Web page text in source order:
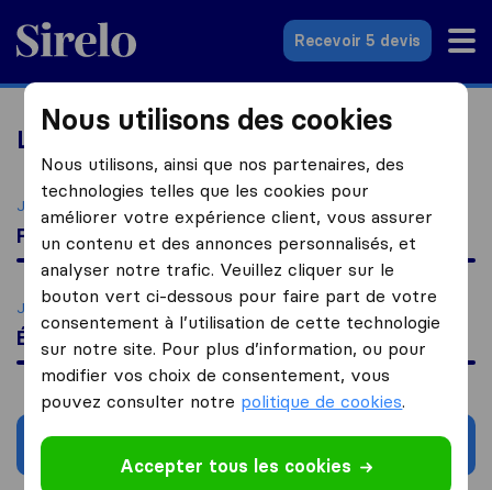
Sirelo.fr
Recevoir 5 devis
Les services de relocation
Je déménage vers
France
Je cherche
Échange de devises
Nous utilisons des cookies
Nous utilisons, ainsi que nos partenaires, des
technologies telles que les cookies pour
améliorer votre expérience client, vous assurer
un contenu et des annonces personnalisés, et
analyser notre trafic. Veuillez cliquer sur le
bouton vert ci-dessous pour faire part de votre
consentement à l’utilisation de cette technologie
sur notre site. Pour plus d’information, ou pour
modifier vos choix de consentement, vous
pouvez consulter notre politique de cookies.
Accepter tous les cookies